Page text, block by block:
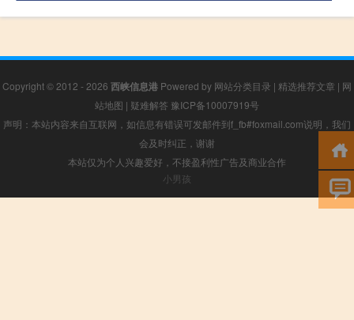
Copyright © 2012 - 2026 西峡信息港 Powered by 网站分类目录 | 精选推荐文章 | 网
站地图 | 疑难解答 豫ICP备10007919号
声明：本站内容来自互联网，如信息有错误可发邮件到f_fb#foxmail.com说明，我们
会及时纠正，谢谢
本站仅为个人兴趣爱好，不接盈利性广告及商业合作
小男孩